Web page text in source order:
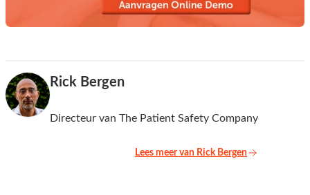
Rick Bergen
Directeur van The Patient Safety Company
Lees meer van Rick Bergen